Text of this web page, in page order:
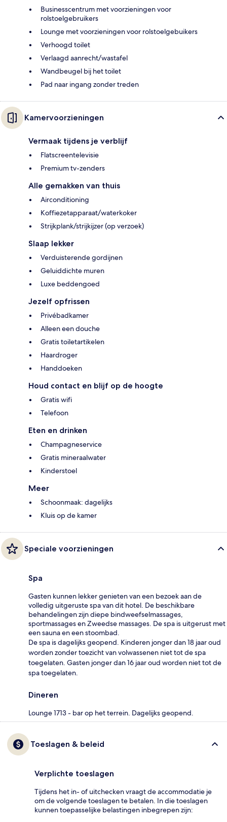
Businesscentrum met voorzieningen voor
rolstoelgebruikers
Lounge met voorzieningen voor rolstoelgebuikers
Verhoogd toilet
Verlaagd aanrecht/wastafel
Wandbeugel bij het toilet
Pad naar ingang zonder treden
Kamervoorzieningen
Vermaak tijdens je verblijf
Flatscreentelevisie
Premium tv-zenders
Alle gemakken van thuis
Airconditioning
Koffiezetapparaat/waterkoker
Strijkplank/strijkijzer (op verzoek)
Slaap lekker
Verduisterende gordijnen
Geluiddichte muren
Luxe beddengoed
Jezelf opfrissen
Privébadkamer
Alleen een douche
Gratis toiletartikelen
Haardroger
Handdoeken
Houd contact en blijf op de hoogte
Gratis wifi
Telefoon
Eten en drinken
Champagneservice
Gratis mineraalwater
Kinderstoel
Meer
Schoonmaak: dagelijks
Kluis op de kamer
Speciale voorzieningen
Spa
Gasten kunnen lekker genieten van een bezoek aan de
volledig uitgeruste spa van dit hotel. De beschikbare
behandelingen zijn diepe bindweefselmassages,
sportmassages en Zweedse massages. De spa is uitgerust met
een sauna en een stoombad.
De spa is dagelijks geopend. Kinderen jonger dan 18 jaar oud
worden zonder toezicht van volwassenen niet tot de spa
toegelaten. Gasten jonger dan 16 jaar oud worden niet tot de
spa toegelaten.
Dineren
Lounge 1713 - bar op het terrein. Dagelijks geopend.
Toeslagen & beleid
Verplichte toeslagen
Tijdens het in- of uitchecken vraagt de accommodatie je
om de volgende toeslagen te betalen. In die toeslagen
kunnen toepasselijke belastingen inbegrepen zijn: